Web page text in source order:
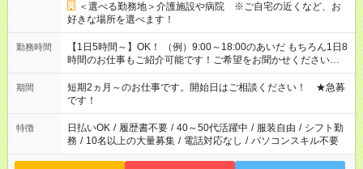
＜選べる勤務地＞介護施設や病院 ※ご自宅の近くなど、お
好きな場所を選べます！
勤務時間
【1日5時間～】OK！ （例）9:00～18:00のあいだ もちろん1日8
時間のお仕事もご紹介可能です！ご希望をお聞かせください！
その他の時間帯もあなたのライフスタイルに合わせて お選びい
ただけます！ 【シフト固定もOK】★家庭の都合でお休みが必要
な場合も遠慮なくご相談ください。 ※週最低15時間以上の勤務
が必要です
期間
短期2ヵ月～のお仕事です。開始日はご相談ください！ ★急募
です！
特徴 日払いOK / 履歴書不要 / 40～50代活躍中 / 服装自由 / シフト勤
務 / 10名以上の大量募集 / 電話対応なし / パソコンスキル不要